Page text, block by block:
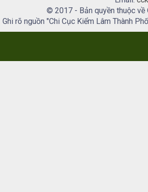
© 2017 - Bản quyền thuộc về
Ghi rõ nguồn "Chi Cục Kiểm Lâm Thành